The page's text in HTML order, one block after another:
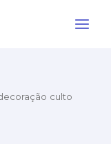
culto